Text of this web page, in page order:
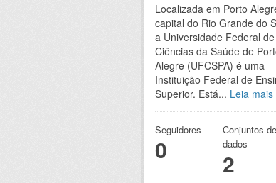
Localizada em Porto
capital do Rio Grande do
a Universidade Federal de
Ciências da Saúde de
Alegre (UFCSPA) é uma
Instituição Federal de
Superior. Está... Leia mais
Seguidores
0
Conjuntos de
dados
2